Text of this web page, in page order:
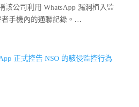
該公司利用 WhatsApp 漏洞植入監
者手機內的通聯記錄。…
正式控告 NSO 的駭侵監控行為